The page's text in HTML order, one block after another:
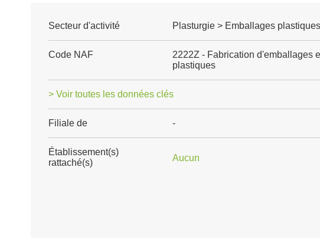
Secteur d'activité Plasturgie > Emballages plastiques
Code NAF
2222Z - Fabrication d'emballages
plastiques
> Voir toutes les données clés
Filiale de -
Établissement(s)
rattaché(s)
Aucun